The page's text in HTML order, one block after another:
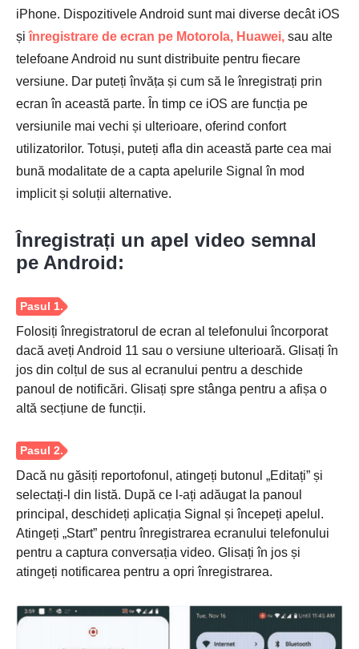
iPhone. Dispozitivele Android sunt mai diverse decât iOS
șiînregistrare de ecran pe Motorola, Huawei, sau alte
telefoane Android nu sunt distribuite pentru fiecare
versiune. Dar puteți învăța și cum să le înregistrați prin
ecran în această parte. În timp ce iOS are funcția pe
versiunile mai vechi și ulterioare, oferind confort
utilizatorilor. Totuși, puteți afla din această parte cea mai
bună modalitate de a capta apelurile Signal în mod
implicit și soluții alternative.
Înregistrați un apel video semnal
pe Android:
Folosiți înregistratorul de ecran al telefonului încorporat
dacă aveți Android 11 sau o versiune ulterioară. Glisați în
jos din colțul de sus al ecranului pentru a deschide
panoul de notificări. Glisați spre stânga pentru a afișa o
altă secțiune de funcții.
Dacă nu găsiți reportofonul, atingeți butonul „Editați” și
selectați-l din listă. După ce l-ați adăugat la panoul
principal, deschideți aplicația Signal și începeți apelul.
Atingeți „Start” pentru înregistrarea ecranului telefonului
pentru a captura conversația video. Glisați în jos și
atingeți notificarea pentru a opri înregistrarea.